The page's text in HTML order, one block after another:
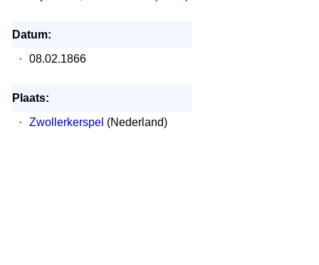
Datum:
·
08.02.1866
Plaats:
·
Zwollerkerspel (Nederland)